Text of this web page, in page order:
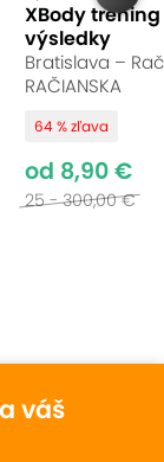
XBody
výsledky
Bratislava –
RAČIANSKA
64 % zľava
od 8,90 €
25 - 300,00 €
váš